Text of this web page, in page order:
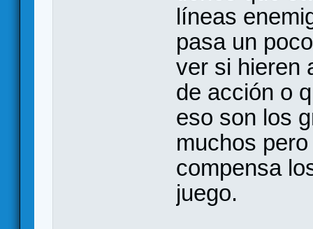
líneas
pasa un
ver si hieren
de acción o
eso son los
muchos
compensa
juego.